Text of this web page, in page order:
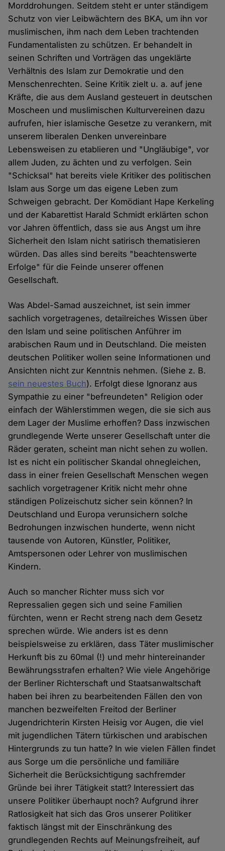
Morddrohungen. Seitdem steht er unter ständigem
Schutz von vier Leibwächtern des BKA, um ihn vor
muslimischen, ihm nach dem Leben trachtenden
Fundamentalisten zu schützen. Er behandelt in
seinen Schriften und Vorträgen das ungeklärte
Verhältnis des Islam zur Demokratie und den
Menschenrechten. Seine Kritik zielt u. a. auf jene
Kräfte, die aus dem Ausland gesteuert in deutschen
Moscheen und muslimischen Kulturvereinen dazu
aufrufen, hier islamische Gesetze zu verankern, mit
unserem liberalen Denken unvereinbare
Lebensweisen zu etablieren und "Ungläubige", vor
allem Juden, zu ächten und zu verfolgen. Sein
"Schicksal" hat bereits viele Kritiker des politischen
Islam aus Sorge um das eigene Leben zum
Schweigen gebracht. Der Komödiant Hape Kerkeling
und der Kabarettist Harald Schmidt erklärten schon
vor Jahren öffentlich, dass sie aus Angst um ihre
Sicherheit den Islam nicht satirisch thematisieren
würden. Das alles sind bereits "beachtenswerte
Erfolge" für die Feinde unserer offenen
Gesellschaft.
Was Abdel-Samad auszeichnet, ist sein immer
sachlich vorgetragenes, detailreiches Wissen über
den Islam und seine politischen Anführer im
arabischen Raum und in Deutschland. Die meisten
deutschen Politiker wollen seine Informationen und
Ansichten nicht zur Kenntnis nehmen. (Siehe z. B.
sein neuestes Buch). Erfolgt diese Ignoranz aus
Sympathie zu einer "befreundeten" Religion oder
einfach der Wählerstimmen wegen, die sie sich aus
dem Lager der Muslime erhoffen? Dass inzwischen
grundlegende Werte unserer Gesellschaft unter die
Räder geraten, scheint man nicht sehen zu wollen.
Ist es nicht ein politischer Skandal ohnegleichen,
dass in einer freien Gesellschaft Menschen wegen
sachlich vorgetragener Kritik nicht mehr ohne
ständigen Polizeischutz sicher sein können? In
Deutschland und Europa verunsichern solche
Bedrohungen inzwischen hunderte, wenn nicht
tausende von Autoren, Künstler, Politiker,
Amtspersonen oder Lehrer von muslimischen
Kindern.
Auch so mancher Richter muss sich vor
Repressalien gegen sich und seine Familien
fürchten, wenn er Recht streng nach dem Gesetz
sprechen würde. Wie anders ist es denn
beispielsweise zu erklären, dass Täter muslimischer
Herkunft bis zu 60mal (!) und mehr hintereinander
Bewährungsstrafen erhalten? Wie viele Angehörige
der Berliner Richterschaft und Staatsanwaltschaft
haben bei ihren zu bearbeitenden Fällen den von
manchen bezweifelten Freitod der Berliner
Jugendrichterin Kirsten Heisig vor Augen, die viel
mit jugendlichen Tätern türkischen und arabischen
Hintergrunds zu tun hatte? In wie vielen Fällen findet
aus Sorge um die persönliche und familiäre
Sicherheit die Berücksichtigung sachfremder
Gründe bei ihrer Tätigkeit statt? Interessiert das
unsere Politiker überhaupt noch? Aufgrund ihrer
Ratlosigkeit hat sich das Gros unserer Politiker
faktisch längst mit der Einschränkung des
grundlegenden Rechts auf Meinungsfreiheit, auf